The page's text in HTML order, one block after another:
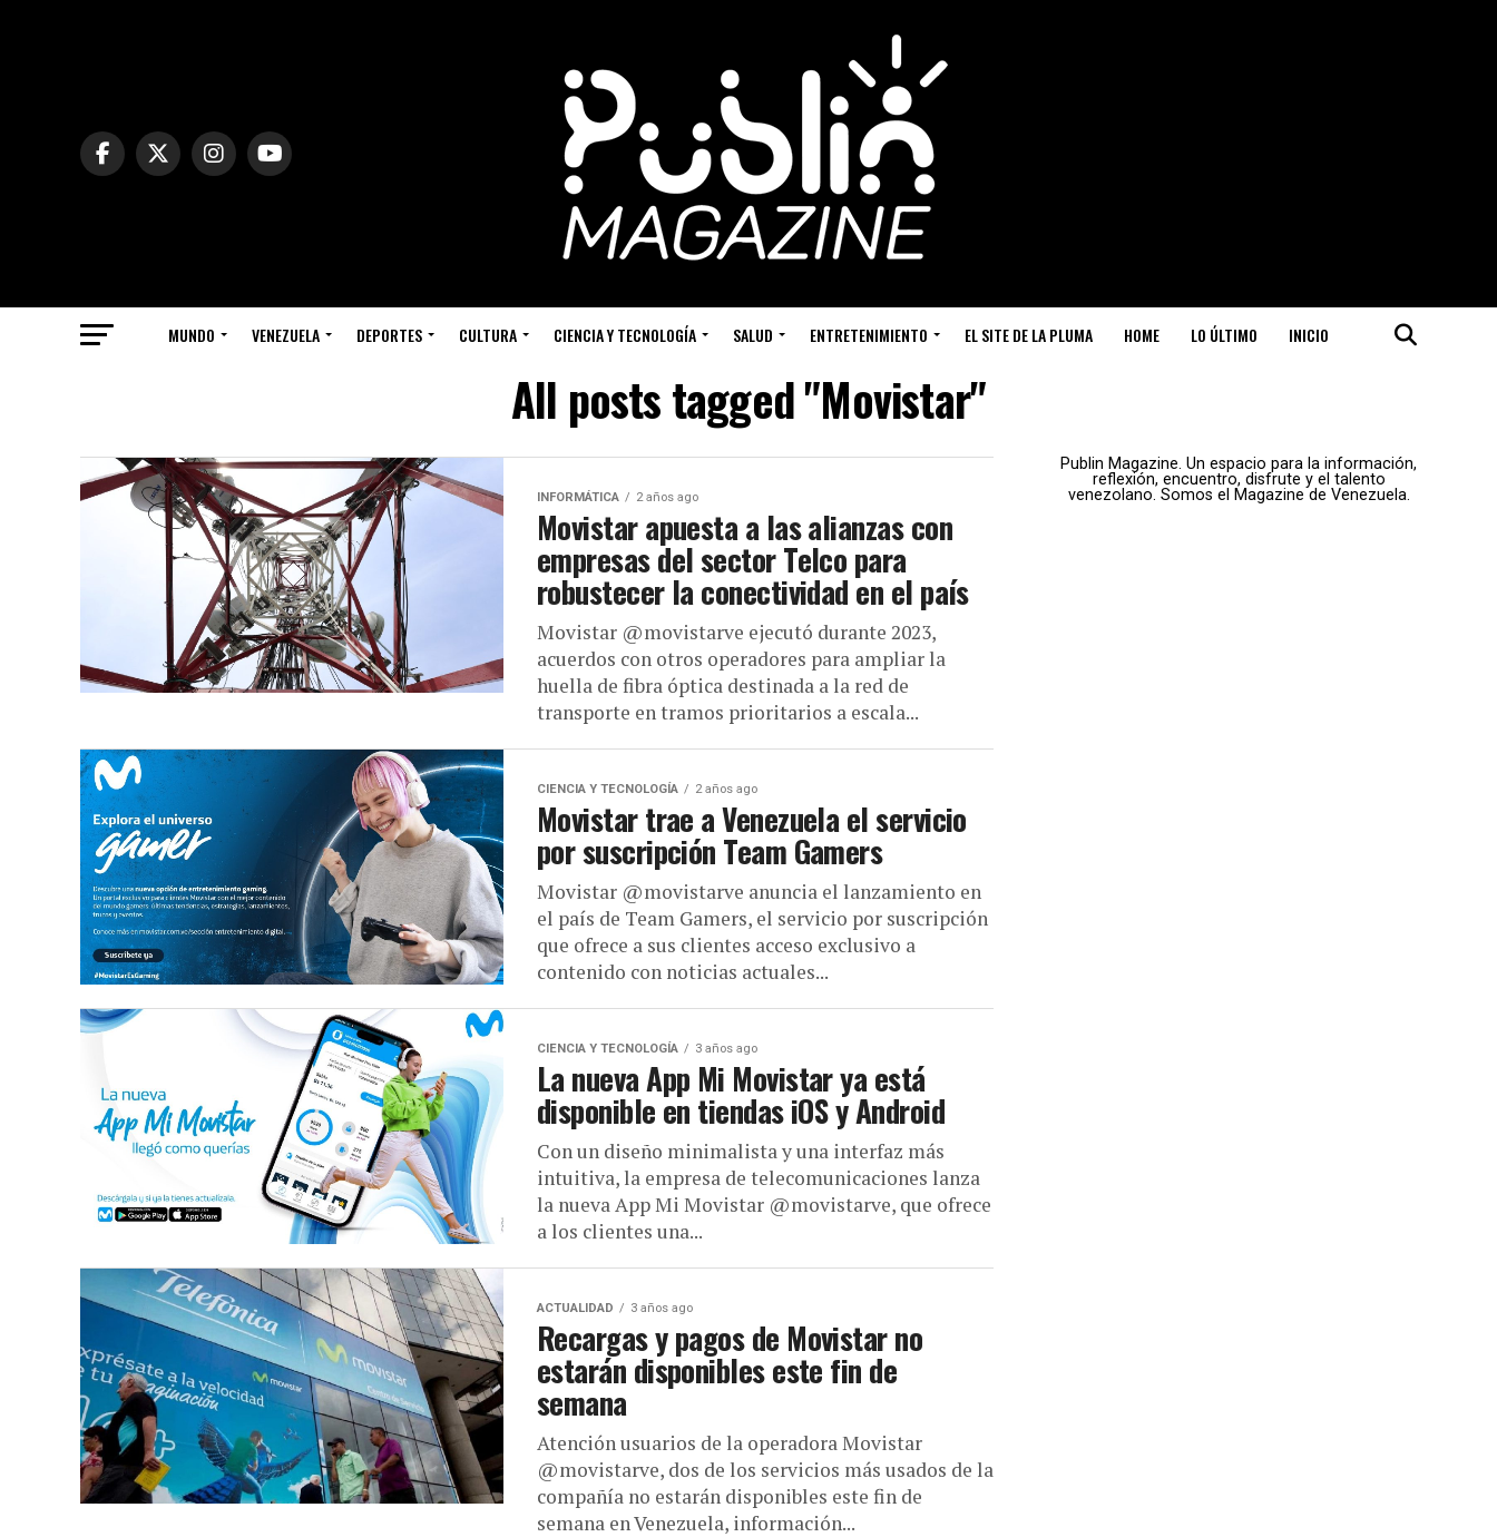
MUNDO VENEZUELA DEPORTES CULTURA CIENCIA Y TECNOLOGÍA SALUD ENTRETENIMIENTO EL SITE DE LA PLUMA HOME LO ÚLTIMO INICIO
All posts tagged "Movistar"
INFORMÁTICA 2 años ago
Movistar apuesta a las alianzas con
empresas del sector Telco para
robustecer la conectividad en el país
Movistar @movistarve ejecutó durante 2023,
acuerdos con otros operadores para ampliar la
huella de fibra óptica destinada a la red de
transporte en tramos prioritarios a escala...
CIENCIA Y TECNOLOGÍA 2 años ago
Movistar trae a Venezuela el servicio
por suscripción Team Gamers
Movistar @movistarve anuncia el lanzamiento en
el país de Team Gamers, el servicio por suscripción
que ofrece a sus clientes acceso exclusivo a
contenido con noticias actuales...
CIENCIA Y TECNOLOGÍA 3 años ago
La nueva App Mi Movistar ya está
disponible en tiendas iOS y Android
Con un diseño minimalista y una interfaz más
intuitiva, la empresa de telecomunicaciones lanza
la nueva App Mi Movistar @movistarve, que ofrece
a los clientes una...
ACTUALIDAD 3 años ago
Recargas y pagos de Movistar no
estarán disponibles este fin de
semana
Atención usuarios de la operadora Movistar
@movistarve, dos de los servicios más usados de la
compañía no estarán disponibles este fin de
semana en Venezuela, información...
Publin Magazine. Un espacio para la información,
reflexión, encuentro, disfrute y el talento
venezolano. Somos el Magazine de Venezuela.